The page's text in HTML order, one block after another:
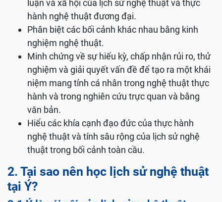
luận và xã hội của lịch sử nghệ thuật và thực
hành nghệ thuật đương đại.
Phân biệt các bối cảnh khác nhau bằng kinh
nghiệm nghệ thuật.
Minh chứng về sự hiếu kỳ, chấp nhận rủi ro, thử
nghiệm và giải quyết vấn đề để tạo ra một khái
niệm mang tính cá nhân trong nghệ thuật thực
hành và trong nghiên cứu trực quan và bằng
văn bản.
Hiểu các khía cạnh đạo đức của thực hành
nghệ thuật và tính sâu rộng của lịch sử nghệ
thuật trong bối cảnh toàn cầu.
2. Tại sao nên học lịch sử nghệ thuật
tại Ý?